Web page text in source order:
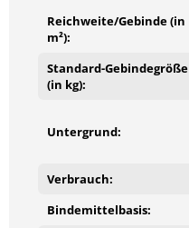
Reichweite/Gebinde (in
m²):
Standard-Gebindegröße
(in kg):
Untergrund:
Verbrauch:
Bindemittelbasis: